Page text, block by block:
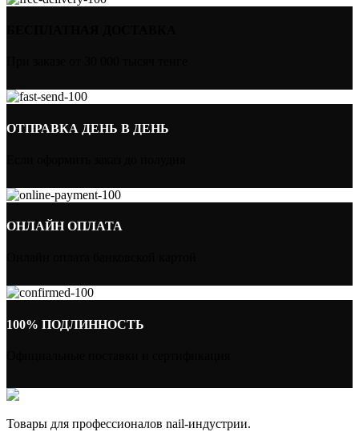
ОТПРАВКА ДЕНЬ В ДЕНЬ
ОНЛАЙН ОПЛАТА
100% ПОДЛИННОСТЬ
Товары для профессионалов nail-индустрии.